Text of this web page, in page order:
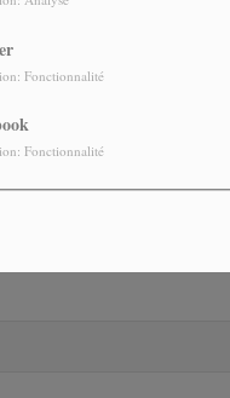
Fonctionnalité
Fonctionnalité
tournée. La découverte et
d'inspiration comme le kompa
Val, Mokobé et Matt Houston en
, puis connaît un succès en duo sur
en décembre. En 2016, c'est cette
ma life », qui intègre l'album